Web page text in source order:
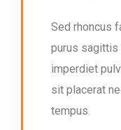
Sed rhoncus
purus sagittis
imperdiet
sit placerat
tempus.